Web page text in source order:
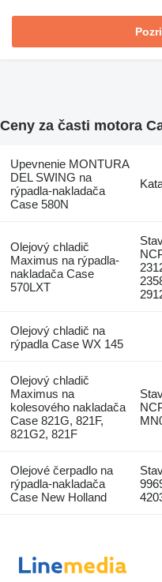
Ceny za časti motora
Upevnenie MONTURA
DEL SWING na
rýpadla-nakladača
Case 580N
Olejový chladič
Maximus na rýpadla-
nakladača Case
570LXT
Olejový chladič na
rýpadla Case WX 145
Olejový chladič
Maximus na
kolesového nakladača
Case 821G, 821F,
821G2, 821F
Olejové čerpadlo na
rýpadla-nakladača
Case New Holland